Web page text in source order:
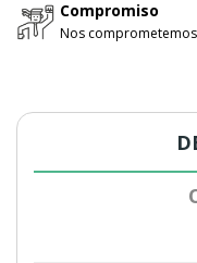
Compromiso
Nos